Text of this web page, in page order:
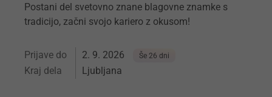
Postani del svetovno znane blagovne znamke s
tradicijo, začni svojo kariero z okusom!
Prijave do 2. 9. 2026 Še 26 dni
Kraj dela Ljubljana